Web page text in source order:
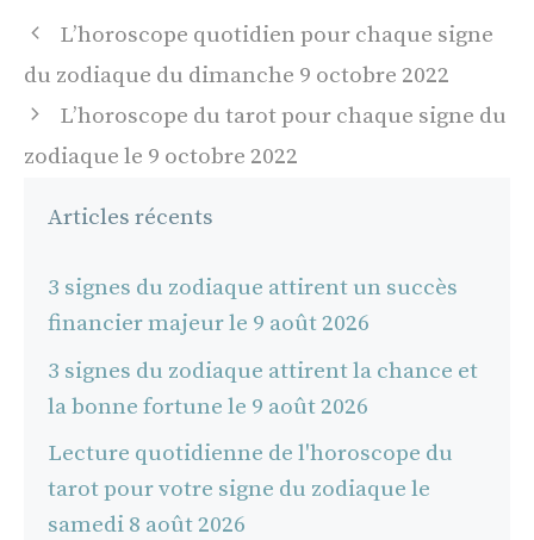
Navigation
des
L’horoscope quotidien pour chaque signe
du zodiaque du dimanche 9 octobre 2022
L’horoscope du tarot pour chaque signe du
zodiaque le 9 octobre 2022
Articles récents
3 signes du zodiaque attirent un succès
financier majeur le 9 août 2026
3 signes du zodiaque attirent la chance et
la bonne fortune le 9 août 2026
Lecture quotidienne de l'horoscope du
tarot pour votre signe du zodiaque le
samedi 8 août 2026